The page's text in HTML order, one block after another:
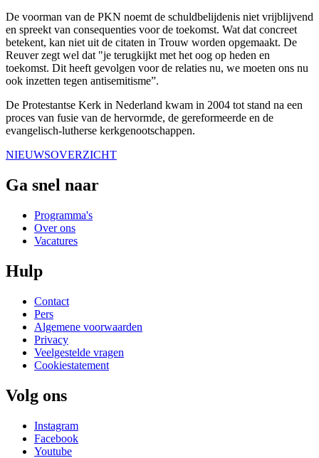
De voorman van de PKN noemt de schuldbelijdenis niet vrijblijvend
en spreekt van consequenties voor de toekomst. Wat dat concreet
betekent, kan niet uit de citaten in Trouw worden opgemaakt. De
Reuver zegt wel dat "je terugkijkt met het oog op heden en
toekomst. Dit heeft gevolgen voor de relaties nu, we moeten ons nu
ook inzetten tegen antisemitisme”.
De Protestantse Kerk in Nederland kwam in 2004 tot stand na een
proces van fusie van de hervormde, de gereformeerde en de
evangelisch-lutherse kerkgenootschappen.
NIEUWSOVERZICHT
Ga snel naar
Programma's
Over ons
Vacatures
Hulp
Contact
Pers
Algemene voorwaarden
Privacy
Veelgestelde vragen
Cookiestatement
Volg ons
Instagram
Facebook
Youtube